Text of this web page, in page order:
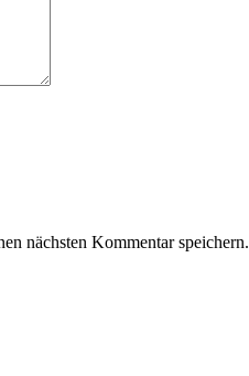
nächsten Kommentar speichern.